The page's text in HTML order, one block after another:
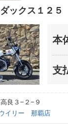
ックス１２５
本
支
良３−２−９
イリー 那覇店